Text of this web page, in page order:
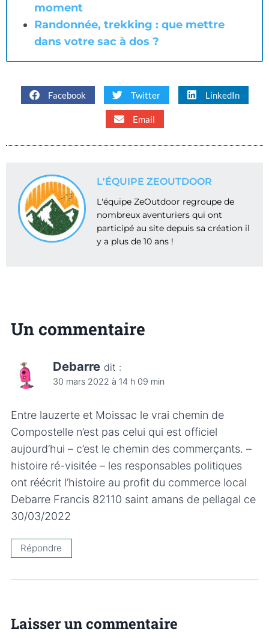
moment
Randonnée, trekking : que mettre
dans votre sac à dos ?
Facebook Twitter LinkedIn
Email
L'ÉQUIPE ZEOUTDOOR
L'équipe ZeOutdoor regroupe de
nombreux aventuriers qui ont
participé au site depuis sa création il
y a plus de 10 ans !
Un commentaire
Debarre dit :
30 mars 2022 à 14 h 09 min
Entre lauzerte et Moissac le vrai chemin de
Compostelle n’est pas celui qui est officiel
aujourd’hui – c’est le chemin des commerçants. –
histoire ré-visitée – les responsables politiques
ont réécrit l’histoire au profit du commerce local
Debarre Francis 82110 saint amans de pellagal ce
30/03/2022
Répondre
Laisser un commentaire